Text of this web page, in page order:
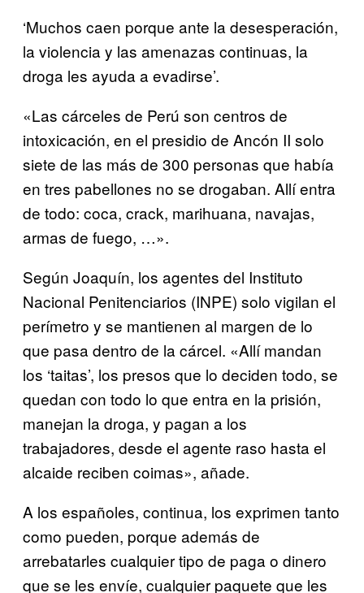
‘Muchos caen porque ante la desesperación,
la violencia y las amenazas continuas, la
droga les ayuda a evadirse’.
«Las cárceles de Perú son centros de
intoxicación, en el presidio de Ancón II solo
siete de las más de 300 personas que había
en tres pabellones no se drogaban. Allí entra
de todo: coca, crack, marihuana, navajas,
armas de fuego, …».
Según Joaquín, los agentes del Instituto
Nacional Penitenciarios (INPE) solo vigilan el
perímetro y se mantienen al margen de lo
que pasa dentro de la cárcel. «Allí mandan
los ‘taitas’, los presos que lo deciden todo, se
quedan con todo lo que entra en la prisión,
manejan la droga, y pagan a los
trabajadores, desde el agente raso hasta el
alcaide reciben coimas», añade.
A los españoles, continua, los exprimen tanto
como pueden, porque además de
arrebatarles cualquier tipo de paga o dinero
que se les envíe, cualquier paquete que les